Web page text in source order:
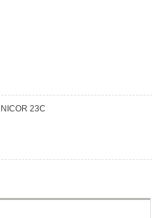
23C